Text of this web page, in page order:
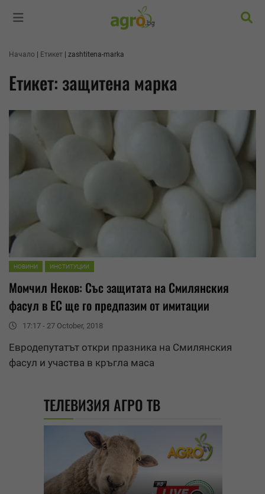
Начало Етикет zashtitena-marka
Етикет: защитена марка
НОВИНИ ИНСТИТУЦИИ
Момчил Неков: Със защитата на Смилянския
фасул в ЕС ще го предпазим от имитации
17:17 - 27 October, 2018
Евродепутатът откри празникa на Смилянския
фасул и участва в кръгла маса
ТЕЛЕВИЗИЯ АГРО ТВ